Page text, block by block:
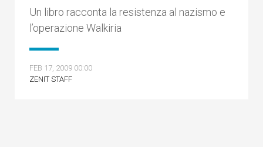
Un libro racconta la resistenza al nazismo e
l’operazione Walkiria
FEB 17, 2009 00:00
ZENIT STAFF